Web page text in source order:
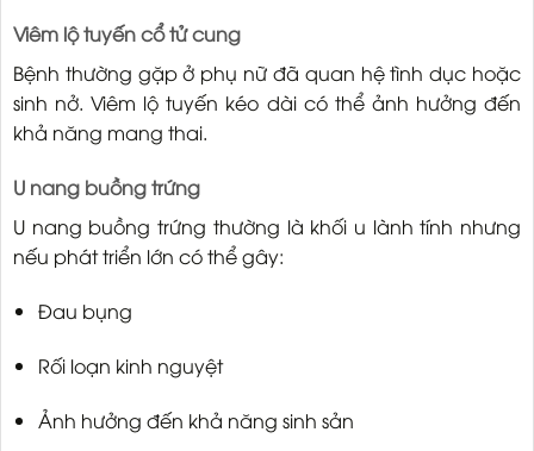
Viêm lộ tuyến cổ tử cung
Bệnh thường gặp ở phụ nữ đã quan hệ tình dục hoặc
sinh nở. Viêm lộ tuyến kéo dài có thể ảnh hưởng đến
khả năng mang thai.
U nang buồng trứng
U nang buồng trứng thường là khối u lành tính nhưng
nếu phát triển lớn có thể gây:
Đau bụng
Rối loạn kinh nguyệt
Ảnh hưởng đến khả năng sinh sản